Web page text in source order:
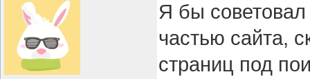
Я бы советовал
частью сайта,
страниц под